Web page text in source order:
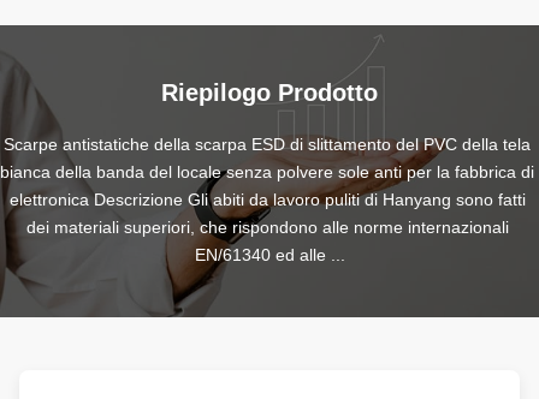
Riepilogo Prodotto
Scarpe antistatiche della scarpa ESD di slittamento del PVC della tela
bianca della banda del locale senza polvere sole anti per la fabbrica di
elettronica Descrizione Gli abiti da lavoro puliti di Hanyang sono fatti
dei materiali superiori, che rispondono alle norme internazionali
EN/61340 ed alle ...